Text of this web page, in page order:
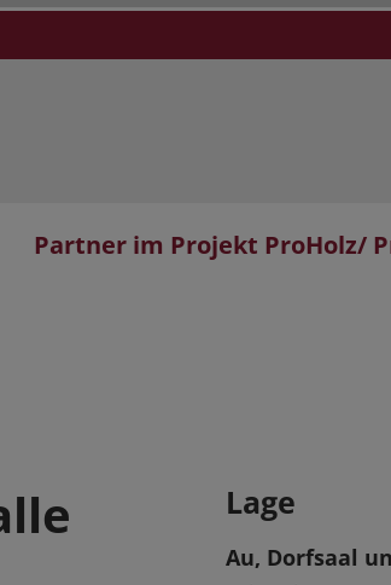
Partner im Projekt ProHolz/
Lage
Au, Dorfsaal